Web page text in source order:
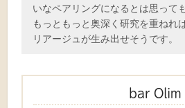
いなペアリングになるとは思って
もっともっと奥深く研究を重ねれ
リアージュが生み出せそうです。
bar Olim